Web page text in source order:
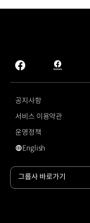
facebook
hmg
journal
공지사항
서비스 이용약관
운영정책
#셀토스
English
그룹사 바로가기